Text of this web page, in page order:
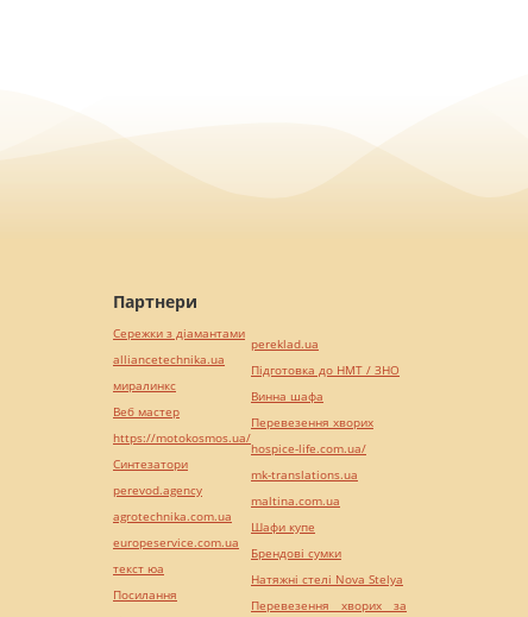
Партнери
Сережки з діамантами
alliancetechnika.ua
миралинкс
Веб мастер
https://motokosmos.ua/
Синтезатори
perevod.agency
agrotechnika.com.ua
europeservice.com.ua
текст юа
Посилання
pereklad.ua
Підготовка до НМТ / ЗНО
Винна шафа
Перевезення хворих
hospice-life.com.ua/
mk-translations.ua
maltina.com.ua
Шафи купе
Брендові сумки
Натяжні стелі Nova Stelya
Перевезення хворих за